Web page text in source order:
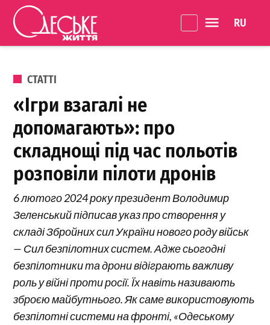
Перейти до вмісту
Життя
ОПУБЛІКОВАНО В
СТАТТІ
«Ігри взагалі не
допомагають»: про
складнощі під час польотів
розповіли пілоти дронів
6 лютого 2024 року президент Володимир
Зеленський підписав указ про створення у
складі Збройних сил України нового роду військ
— Сил безпілотних систем. Адже сьогодні
безпілотники та дрони відіграють важливу
роль у війні проти росії. Їх навіть називають
зброєю майбутнього. Як саме використовують
безпілотні системи на фронті, «Одеському